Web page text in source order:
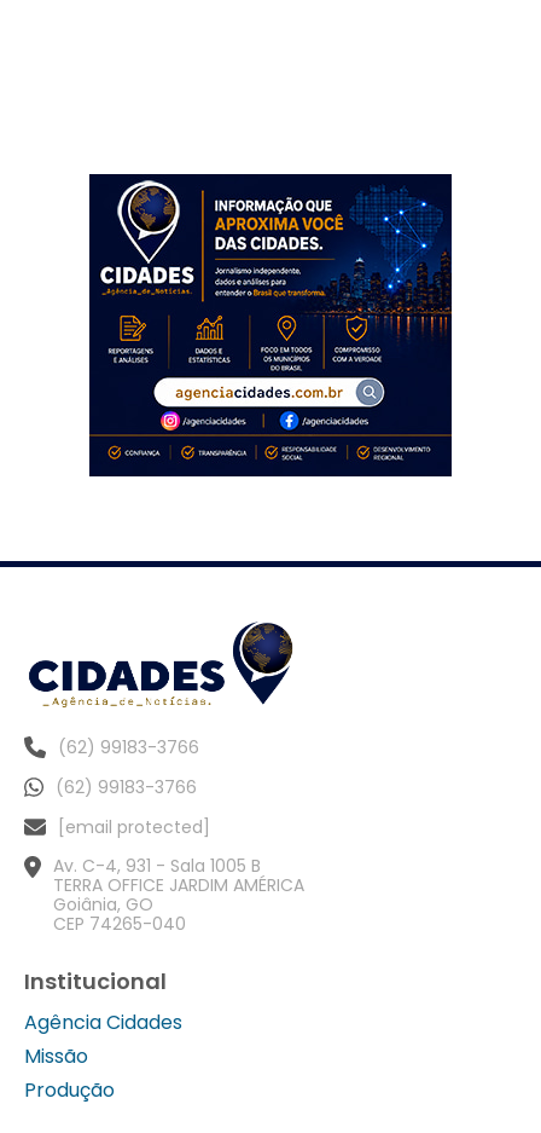
(62) 99183-3766
(62) 99183-3766
[email protected]
Av. C-4, 931 - Sala 1005 B
TERRA OFFICE JARDIM AMÉRICA
Goiânia, GO
CEP 74265-040
Institucional
Agência Cidades
Missão
Produção